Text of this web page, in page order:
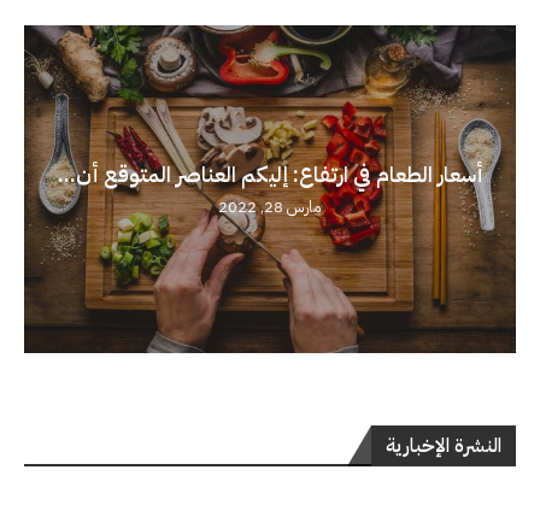
أسعار الطعام في ارتفاع: إليكم العناصر المتوقع أن...
مارس 28, 2022
النشرة الإخبارية